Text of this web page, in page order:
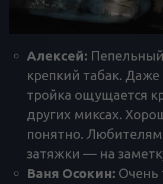
Алексей:
крепкий табак.
тройка ощущается
других миксах.
понятно. Любителям
затяжки — на
Ваня Осокин: Очень